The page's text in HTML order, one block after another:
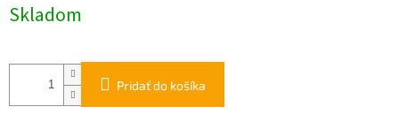
cena:
Skladom
Pridať do košíka